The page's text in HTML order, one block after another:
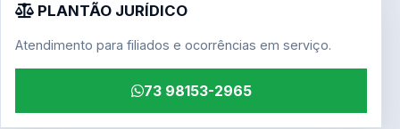
PLANTÃO JURÍDICO
Atendimento para filiados e ocorrências em serviço.
73 98153-2965